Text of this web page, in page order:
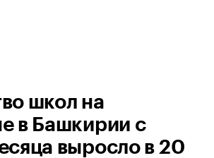
школ на
в Башкирии с
выросло в 20